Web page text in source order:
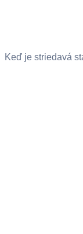
Keď je striedavá